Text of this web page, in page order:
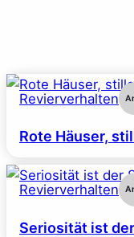
Revierverhalten
Rote Häuser,
Revierverhalten
Seriosität ist